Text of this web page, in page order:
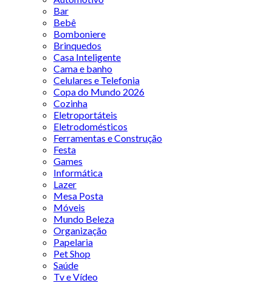
Bar
Bebê
Bomboniere
Brinquedos
Casa Inteligente
Cama e banho
Celulares e Telefonia
Copa do Mundo 2026
Cozinha
Eletroportáteis
Eletrodomésticos
Ferramentas e Construção
Festa
Games
Informática
Lazer
Mesa Posta
Móveis
Mundo Beleza
Organização
Papelaria
Pet Shop
Saúde
Tv e Vídeo